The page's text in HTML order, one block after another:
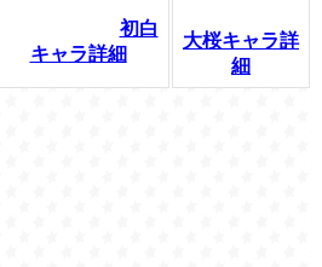
初白
キャラ詳細
大桜キャラ詳
細